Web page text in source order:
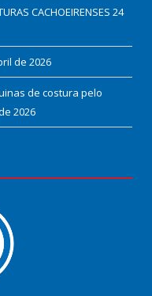
CACHOEIRENSES 24
de 2026
de costura pelo
2026